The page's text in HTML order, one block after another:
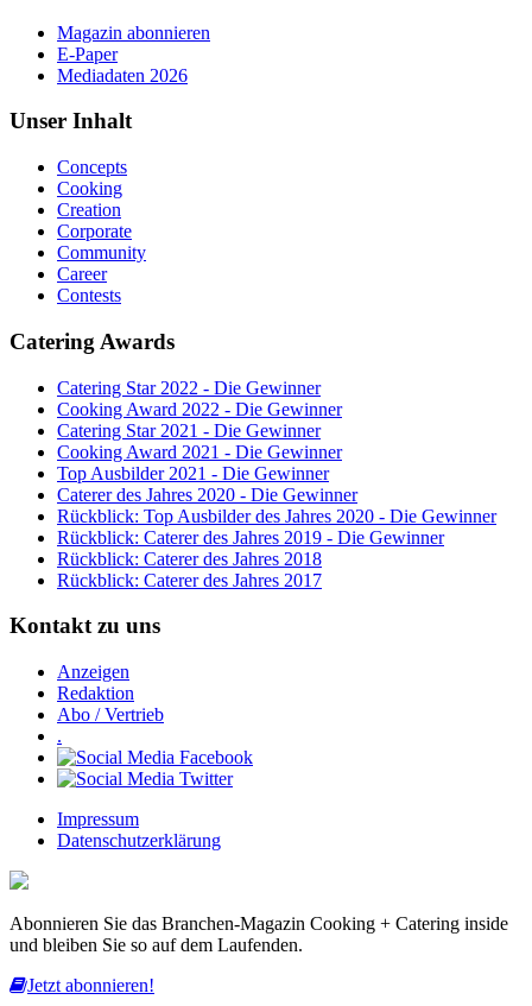
Magazin abonnieren
E-Paper
Mediadaten 2026
Unser Inhalt
Concepts
Cooking
Creation
Corporate
Community
Career
Contests
Catering Awards
Catering Star 2022 - Die Gewinner
Cooking Award 2022 - Die Gewinner
Catering Star 2021 - Die Gewinner
Cooking Award 2021 - Die Gewinner
Top Ausbilder 2021 - Die Gewinner
Caterer des Jahres 2020 - Die Gewinner
Rückblick: Top Ausbilder des Jahres 2020 - Die Gewinner
Rückblick: Caterer des Jahres 2019 - Die Gewinner
Rückblick: Caterer des Jahres 2018
Rückblick: Caterer des Jahres 2017
Kontakt zu uns
Anzeigen
Redaktion
Abo / Vertrieb
.
Impressum
Datenschutzerklärung
Abonnieren Sie das Branchen-Magazin Cooking + Catering inside
und bleiben Sie so auf dem Laufenden.
Jetzt abonnieren!